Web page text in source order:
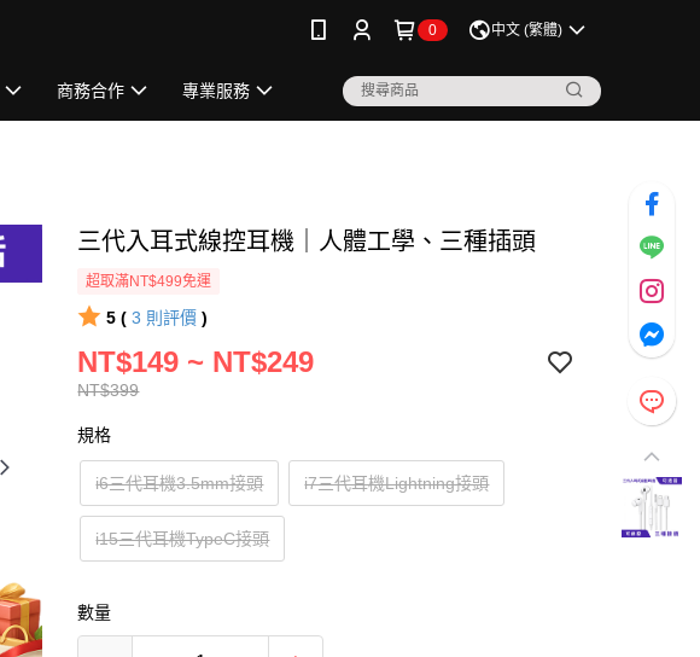
0 中文 (繁體)
商務合作 專業服務
三代入耳式線控耳機｜人體工學、三種插頭
超取滿NT$499免運
5 ( 3 則評價 )
NT$399
NT$149 ~ NT$249
規格
i6三代耳機3.5mm接頭 i7三代耳機Lightning接頭
i15三代耳機TypeC接頭
數量